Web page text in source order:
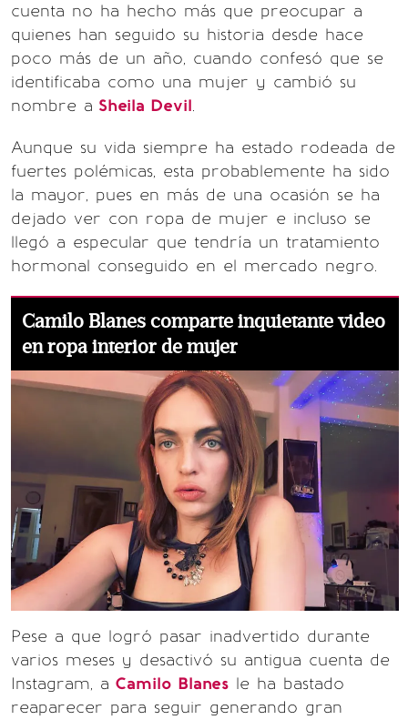
cuenta no ha hecho más que preocupar a
quienes han seguido su historia desde hace
poco más de un año, cuando confesó que se
identificaba como una mujer y cambió su
nombre a Sheila Devil.
Aunque su vida siempre ha estado rodeada de
fuertes polémicas, esta probablemente ha sido
la mayor, pues en más de una ocasión se ha
dejado ver con ropa de mujer e incluso se
llegó a especular que tendría un tratamiento
hormonal conseguido en el mercado negro.
Camilo Blanes comparte inquietante video
en ropa interior de mujer
Pese a que logró pasar inadvertido durante
varios meses y desactivó su antigua cuenta de
Instagram, a Camilo Blanes le ha bastado
reaparecer para seguir generando gran